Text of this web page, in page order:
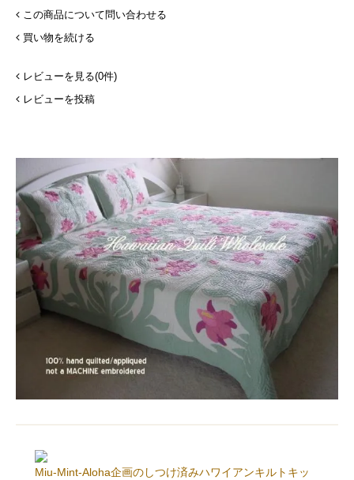
この商品について問い合わせる
買い物を続ける
レビューを見る(0件)
レビューを投稿
Miu-Mint-Aloha企画のしつけ済みハワイアンキルトキッ